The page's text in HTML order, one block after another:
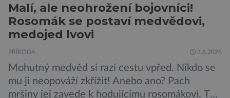
Malí, ale neohrožení bojovníci!
Rosomák se postaví medvědovi,
medojed lvovi
PŘÍRODA 3.8.2026
Mohutný medvěd si razí cestu vpřed. Nikdo se
mu ji neopováží zkřížit! Anebo ano? Pach
mršiny jej zavede k hodujícímu rosomákovi. Ten